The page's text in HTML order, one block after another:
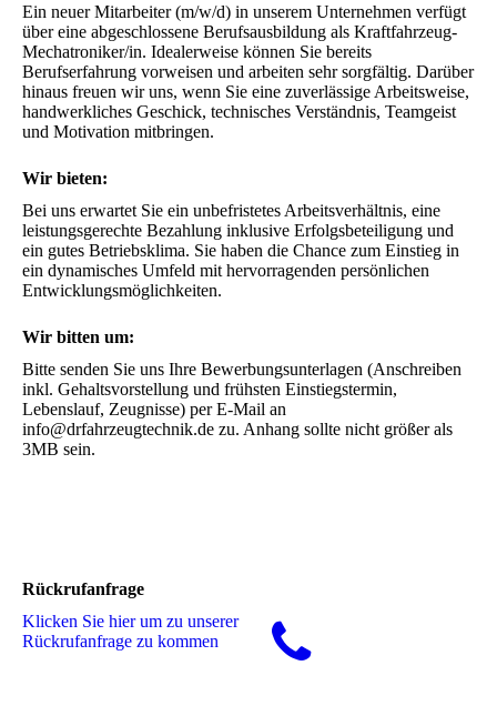
Ein neuer Mitarbeiter (m/w/d) in unserem Unternehmen verfügt
über eine abgeschlossene Berufsausbildung als Kraftfahrzeug-
Mechatroniker/in. Idealerweise können Sie bereits
Berufserfahrung vorweisen und arbeiten sehr sorgfältig. Darüber
hinaus freuen wir uns, wenn Sie eine zuverlässige Arbeitsweise,
handwerkliches Geschick, technisches Verständnis, Teamgeist
und Motivation mitbringen.
Wir bieten:
Bei uns erwartet Sie ein unbefristetes Arbeitsverhältnis, eine
leistungsgerechte Bezahlung inklusive Erfolgsbeteiligung und
ein gutes Betriebsklima. Sie haben die Chance zum Einstieg in
ein dynamisches Umfeld mit hervorragenden persönlichen
Entwicklungsmöglichkeiten.
Wir bitten um:
Bitte senden Sie uns Ihre Bewerbungsunterlagen (Anschreiben
inkl. Gehaltsvorstellung und frühsten Einstiegstermin,
Lebenslauf, Zeugnisse) per E-Mail an
info@drfahrzeugtechnik.de zu. Anhang sollte nicht größer als
3MB sein.
Rückrufanfrage
Klicken Sie hier um zu unserer
Rückrufanfrage zu kommen